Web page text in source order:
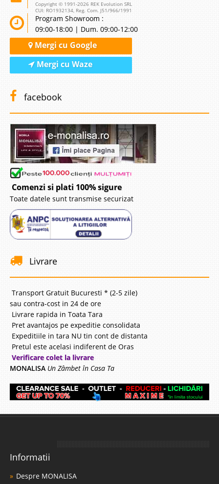
Copyright © 1991-2026 REK Evolution SRL
CUI: RO1932134, Reg. Com. J51/966/1991
Program Showroom :
09:00-18:00 | Dum. 09:00-12:00
Mergi cu Google
Mergi cu Waze
facebook
Comenzi si plati 100% sigure
Toate datele sunt transmise securizat
Livrare
Transport Gratuit Bucuresti * (2-5 zile)
sau contra-cost in 24 de ore
Livrare rapida in Toata Tara
Pret avantajos pe expeditie consolidata
Expeditiile in tara NU tin cont de distanta
Pretul este acelasi indiferent de Oras
Verificare colet la livrare
MONALISA Un Zâmbet în Casa Ta
Informatii
Despre MONALISA